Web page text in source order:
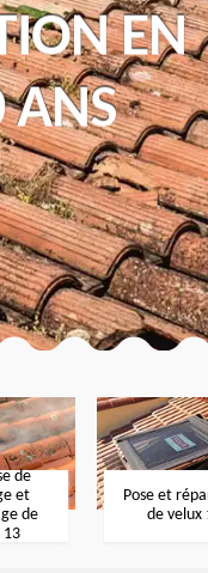
EN
ANS
de
et
de
Pose et
de velux